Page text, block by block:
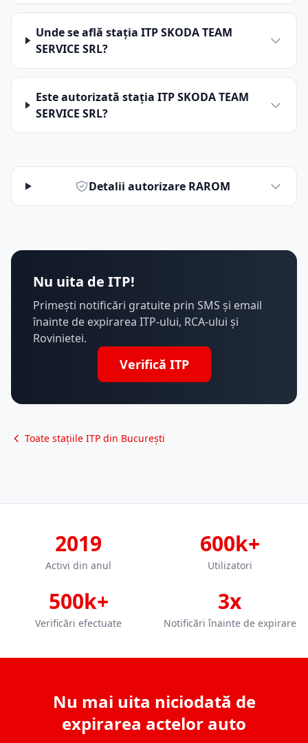
Unde se află stația ITP SKODA TEAM
SERVICE SRL?
Este autorizată stația ITP SKODA TEAM
SERVICE SRL?
Detalii autorizare RAROM
Nu uita de ITP!
Primești notificări gratuite prin SMS și email
înainte de expirarea ITP-ului, RCA-ului și
Rovinietei.
Verifică ITP
Toate stațiile ITP din București
2019
Activi din anul
600k+
Utilizatori
500k+
Verificări efectuate
3x
Notificări înainte de expirare
Nu mai uita niciodată de
expirarea actelor auto